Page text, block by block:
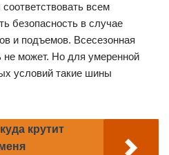
всем
безопасность в случае
и подъемов. Всесезонная
не может. Но для умеренной
условий такие шины
крутит